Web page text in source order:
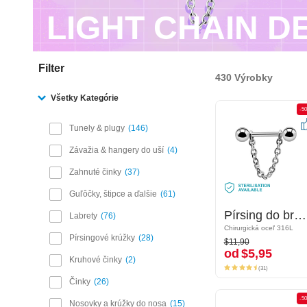
LIGHT CHAIN
Filter
Všetky Kategórie
Tunely & plugy 146
Závažia & hangery do uší 4
Zahnuté činky 37
Guľôčky, štipce a ďalšie 61
Labrety 76
Pírsingové krúžky 28
Kruhové činky 2
Činky 26
Nosovky a krúžky do nosa 15
430 Výrobky
-50%
Pírsing do bradavky so štítom
Chirurgická oceľ 316L
$11,90
od$5,95
-
Pírsing do bradavky so štítom
Chirurgická oceľ 316L
$11,90
od $5,95
(31)
-50%
-